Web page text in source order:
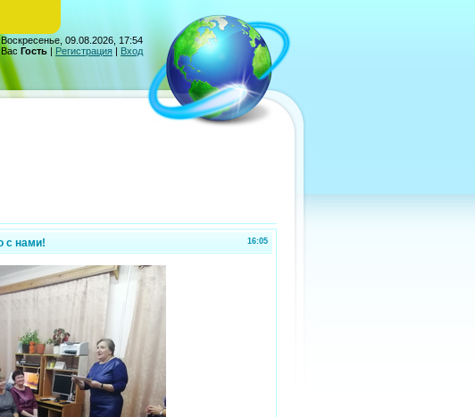
Воскресенье, 09.08.2026, 17:54
Гость | Регистрация | Вход
16:05
с нами!